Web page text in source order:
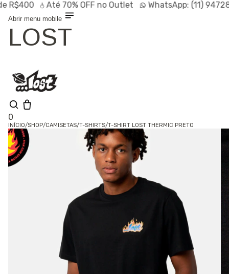
Até70% OFFno Outlet WhatsApp:(11) 94728-
Abrir menu mobile
LOST
0
Olá, visitante
Entrar /
Cadastrar
Shop
INÍCIO/SHOP/CAMISETAS/T-SHIRTS/T-SHIRT LOST THERMIC PRETO